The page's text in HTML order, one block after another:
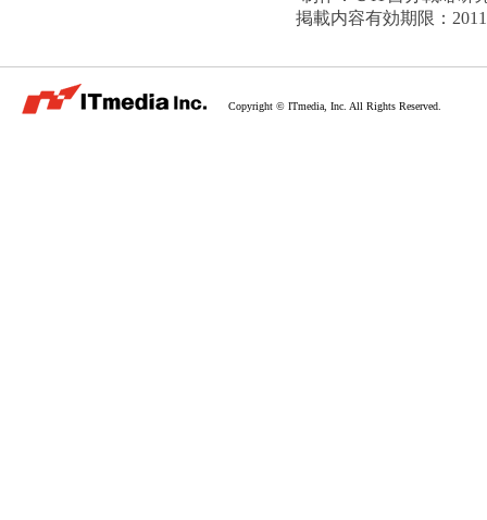
掲載内容有効期限：
Copyright © ITmedia, Inc. All Rights Reserved.